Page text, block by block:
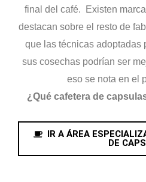
final del café. Existen
destacan sobre el resto de
que las técnicas adoptadas
sus cosechas podrían ser
eso se nota en el
¿Qué cafetera de
IR A ÁREA
DE